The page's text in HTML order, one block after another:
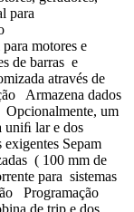
para
motores e
de barras e
através de
Armazena dados
Opcionalmente, um
uniﬁ lar e dos
Sepam
( 100 mm de
para sistemas
Programação